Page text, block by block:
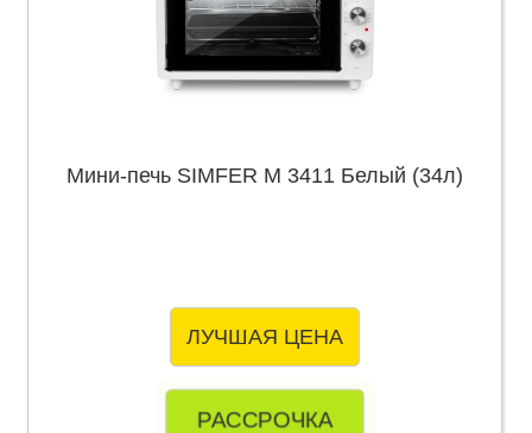
Мини-печь SIMFER M 3411 Белый (34л)
ЛУЧШАЯ ЦЕНА
РАССРОЧКА